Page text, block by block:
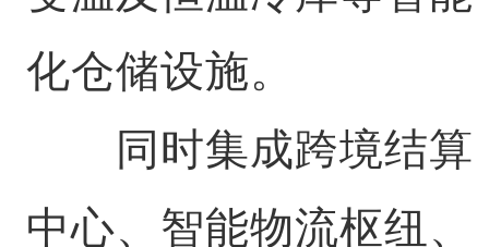
化仓储设施。
同时集成跨境结算
中心、智能物流枢纽、